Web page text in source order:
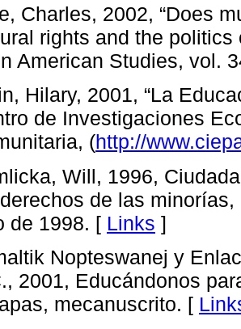
Charles, 2002, “Does
rights and the politics
American Studies, vol.
Hilary, 2001, “La
de Investigaciones
(http://
Will, 1996,
de las
de 1998. [ Links ]
Nopteswanej y
2001, Educándonos
mecanuscrito. [